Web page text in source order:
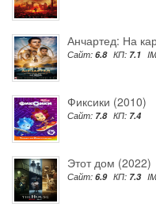
Анчартед: На
Сайт: 6.8 КП: 7.1
Фиксики (2010)
Сайт: 7.8 КП: 7.4
Этот дом (2022)
Сайт: 6.9 КП: 7.3